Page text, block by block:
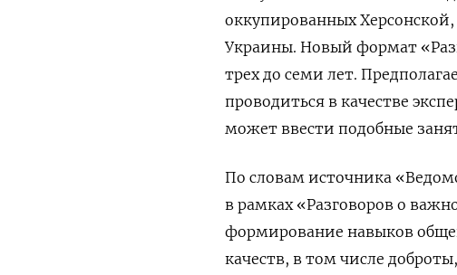
оккупированных
Украины. Новый формат
трех до семи лет.
проводиться в качестве
может ввести подобные
По словам источника
в рамках «Разговоров о
формирование навыков
качеств, в том числе